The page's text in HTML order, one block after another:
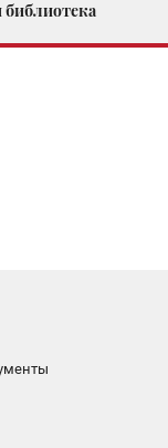
библиотека